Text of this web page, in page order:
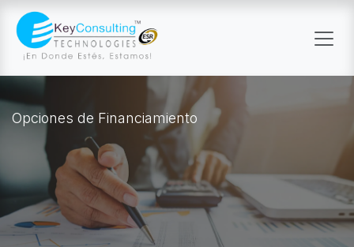
Ir al contenido
Opciones de Financiamiento